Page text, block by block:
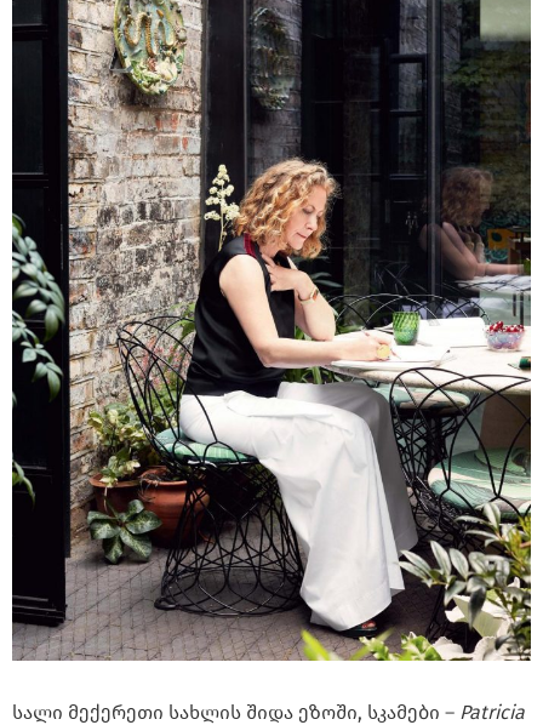
სალი მექერეთი სახლის შიდა ეზოში, სკამები – Patricia